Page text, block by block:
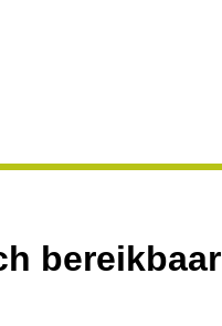
bereikbaar